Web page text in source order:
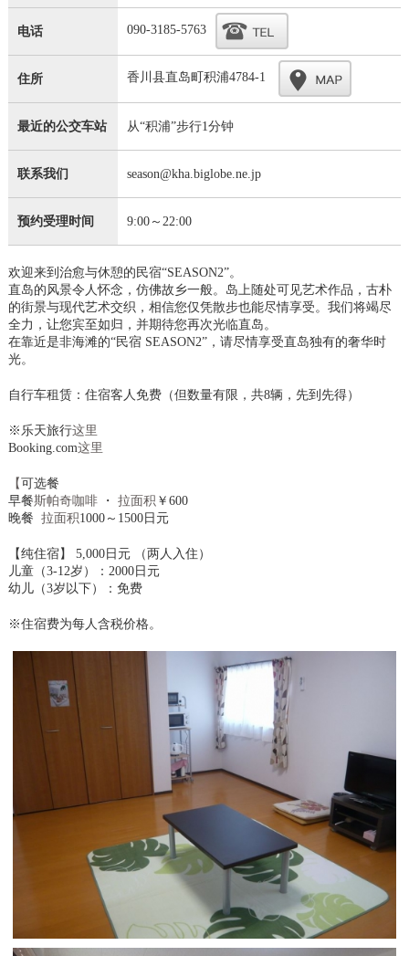
电话 090-3185-5763
住所 香川县直岛町积浦4784-1
最近的公交车站 从“积浦”步行1分钟
联系我们 season@kha.biglobe.ne.jp
预约受理时间 9:00～22:00
欢迎来到治愈与休憩的民宿“SEASON2”。
直岛的风景令人怀念，仿佛故乡一般。岛上随处可见艺术作品，古朴
的街景与现代艺术交织，相信您仅凭散步也能尽情享受。我们将竭尽
全力，让您宾至如归，并期待您再次光临直岛。
在靠近是非海滩的“民宿 SEASON2”，请尽情享受直岛独有的奢华时
光。
自行车租赁：住宿客人免费（但数量有限，共8辆，先到先得）
※乐天旅行这里
Booking.com这里
【可选餐
早餐斯帕奇咖啡・ 拉面积 ￥600
晚餐 拉面积1000～1500日元
【纯住宿】 5,000日元 （两人入住）
儿童（3-12岁）：2000日元
幼儿（3岁以下）：免费
※住宿费为每人含税价格。